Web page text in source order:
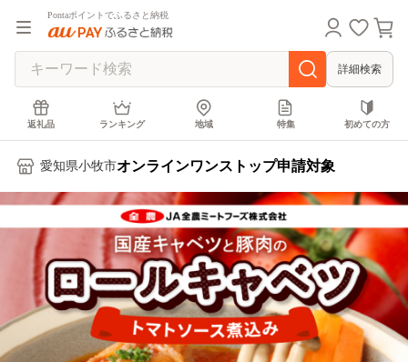
Pontaポイントでふるさと納税
詳細検索
返礼品 ランキング 地域 特集 初めての方
愛知県小牧市オンラインワンストップ申請対象